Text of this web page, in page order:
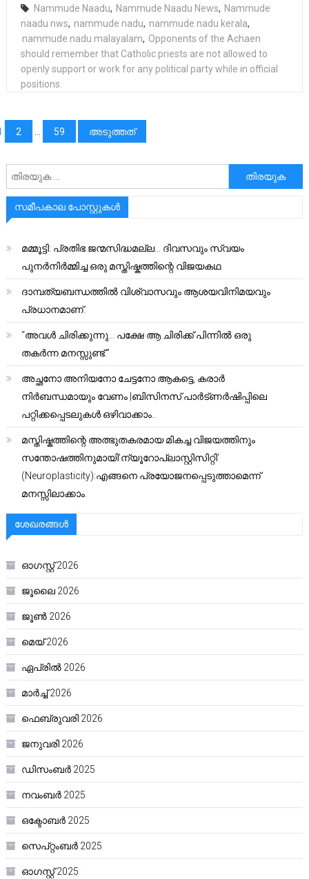
Nammude Naadu, Nammude Naadu News, Nammude
naadu nws, nammude nadu, nammude nadu kerala,
nammude nadu malayalam, Opponents of the Achaen
should remember that Catholic priests are not allowed to
openly support or work for any political party while in official
positions.
2 59 അടുത്തത്
അനേഷിക്കുക
സമീപകാല പോസ്റ്റുകൾ
മമ്മൂട്ടി: പ്രതിഭ ജന്മസിദ്ധമല്ല… ദിവസവും സ്വയം
പുനർനിർമ്മിച്ച ഒരു മസ്തിഷ്കത്തിന്റെ വിജയകഥ
ദാമ്പത്യബന്ധത്തിൽ വിശ്വാസവും ആശയവിനിമയവും
പ്രധാനമാണ്.
“അവൾ ചിരിക്കുന്നു… പക്ഷേ ആ ചിരിക്ക് പിന്നിൽ ഒരു
തകർന്ന മനസ്സുണ്ട്.”
അച്ഛനോ അനിയനോ ചേട്ടനോ ആകട്ടെ, കരാർ
നിർബന്ധമായും വേണം |ബിസിനസ് പാർട്ണർഷിപ്പിലെ
പറ്റിക്കപ്പെടലുകൾ ഒഴിവാക്കാം..
മസ്തിഷ്കത്തിന്റെ അത്ഭുതകരമായ മികച്ച വിജയത്തിനും
സന്തോഷത്തിനുമായി’ന്യൂറോപ്ലാസ്റ്റിസിറ്റി’
(Neuroplasticity):എങ്ങനെ പ്രയോജനപ്പെടുത്താമെന്ന്
മനസ്സിലാക്കാം.
ശേഖരങ്ങൾ
ഓഗസ്റ്റ്‌ 2026
ജൂലൈ 2026
ജൂൺ 2026
മെയ്‌ 2026
ഏപ്രിൽ 2026
മാർച്ച്‌ 2026
ഫെബ്രുവരി 2026
ജനുവരി 2026
ഡിസംബർ 2025
നവംബർ 2025
ഒക്ടോബർ 2025
സെപ്റ്റംബർ 2025
ഓഗസ്റ്റ്‌ 2025